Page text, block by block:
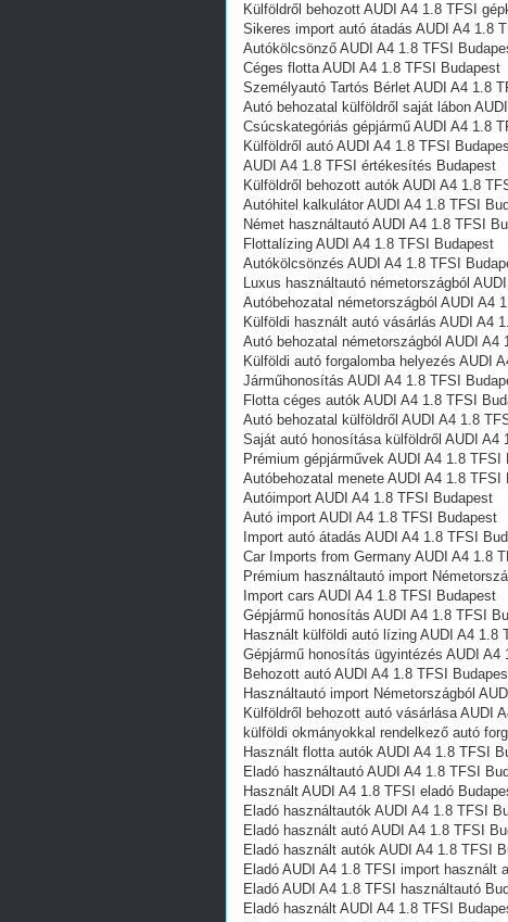
Külföldről behozott AUDI A4 1.8 TFSI
Sikeres import autó átadás AUDI A4 1.8
Autókölcsönző AUDI A4 1.8 TFSI
Céges flotta AUDI A4 1.8 TFSI Budapest
Személyautó Tartós Bérlet AUDI A4 1.8
Autó behozatal külföldről saját lábon
Csúcskategóriás gépjármű AUDI A4 1.8
Külföldről autó AUDI A4 1.8 TFSI
AUDI A4 1.8 TFSI értékesítés Budapest
Külföldről behozott autók AUDI A4 1.8
Autóhitel kalkulátor AUDI A4 1.8 TFSI
Német használtautó AUDI A4 1.8 TFSI
Flottalízing AUDI A4 1.8 TFSI Budapest
Autókölcsönzés AUDI A4 1.8 TFSI
Luxus használtautó németországból
Autóbehozatal németországból AUDI A4
Külföldi használt autó vásárlás AUDI A4
Autó behozatal németországból AUDI A4
Külföldi autó forgalomba helyezés AUDI
Járműhonosítás AUDI A4 1.8 TFSI
Flotta céges autók AUDI A4 1.8 TFSI
Autó behozatal külföldről AUDI A4 1.8
Saját autó honosítása külföldről AUDI A4
Prémium gépjárművek AUDI A4 1.8 TFSI
Autóbehozatal menete AUDI A4 1.8 TFSI
Autóimport AUDI A4 1.8 TFSI Budapest
Autó import AUDI A4 1.8 TFSI Budapest
Import autó átadás AUDI A4 1.8 TFSI
Car Imports from Germany AUDI A4 1.8
Prémium használtautó import
Import cars AUDI A4 1.8 TFSI Budapest
Gépjármű honosítás AUDI A4 1.8 TFSI
Használt külföldi autó lízing AUDI A4 1.8
Gépjármű honosítás ügyintézés AUDI A4
Behozott autó AUDI A4 1.8 TFSI
Használtautó import Németországból
Külföldről behozott autó vásárlása AUDI
külföldi okmányokkal rendelkező autó
Használt flotta autók AUDI A4 1.8 TFSI
Eladó használtautó AUDI A4 1.8 TFSI
Használt AUDI A4 1.8 TFSI eladó
Eladó használtautók AUDI A4 1.8 TFSI
Eladó használt autó AUDI A4 1.8 TFSI
Eladó használt autók AUDI A4 1.8 TFSI
Eladó AUDI A4 1.8 TFSI import használt
Eladó AUDI A4 1.8 TFSI használtautó
Eladó használt AUDI A4 1.8 TFSI